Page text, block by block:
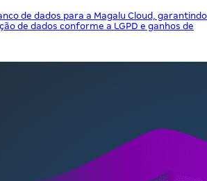
de dados para a Magalu Cloud, garantindo
de dados conforme a LGPD e ganhos de